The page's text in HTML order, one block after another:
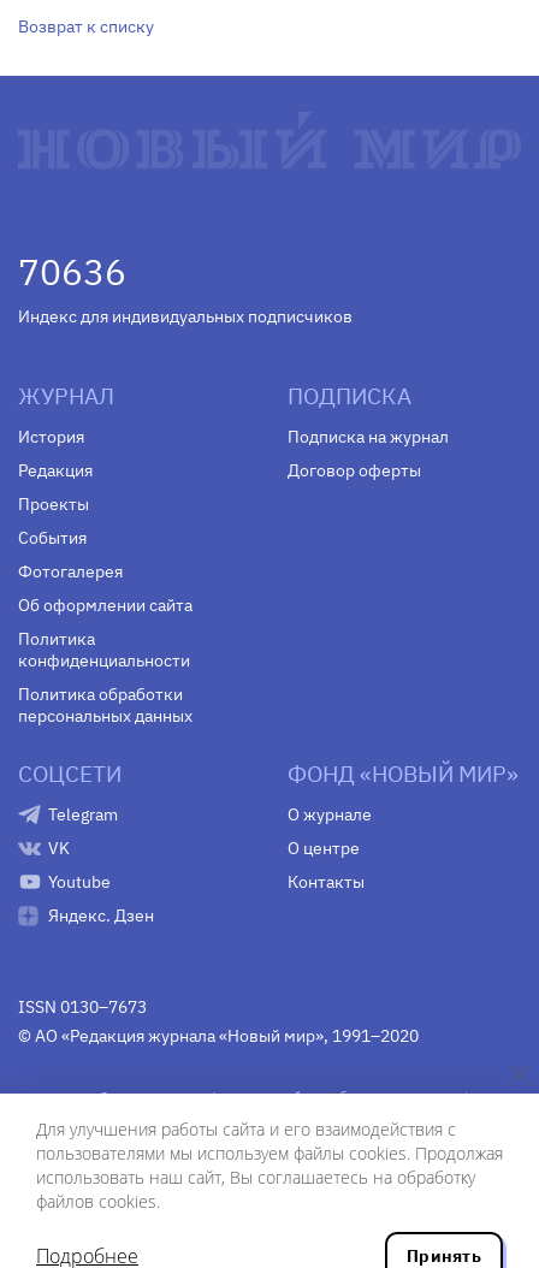
Возврат к списку
70636
Индекс для индивидуальных подписчиков
ЖУРНАЛ
История
Редакция
Проекты
События
Фотогалерея
Об оформлении сайта
Политика
конфиденциальности
Политика обработки
персональных данных
ПОДПИСКА
Подписка на журнал
Договор оферты
СОЦСЕТИ
Telegram
VK
Youtube
Яндекс. Дзен
ФОНД «НОВЫЙ МИР»
О журнале
О центре
Контакты
ISSN 0130–7673
© АО «Редакция журнала «Новый мир», 1991–2020
Свидетельство Федеральной службы по надзору в сфере
коммуникаций средства массовой информации
(Роскомнадзор)ПИ № Фс 77-75754 от 13 июня 2019 г.
Разработка сайта — ООО «Инфодизайн»
Для улучшения работы сайта и его взаимодействия с
пользователями мы используем файлы cookies. Продолжая
использовать наш сайт, Вы соглашаетесь на обработку
файлов cookies.
Подробнее Принять